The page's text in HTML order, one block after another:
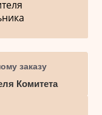
заказу
Комитета